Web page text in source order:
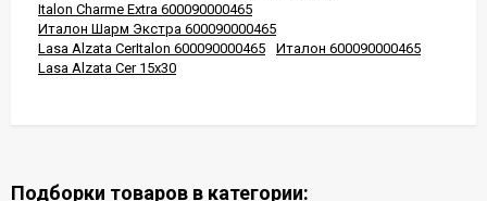
Italon Charme Extra 600090000465
Италон Шарм Экстра 600090000465
Lasa Alzata CerItalon 600090000465
Италон 600090000465
Lasa Alzata Cer 15x30
Подборки товаров в категории: